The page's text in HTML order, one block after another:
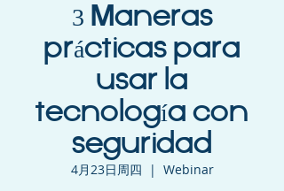
3 Maneras
prácticas para
usar la
tecnología con
seguridad
4月23日周四
  |
Webinar